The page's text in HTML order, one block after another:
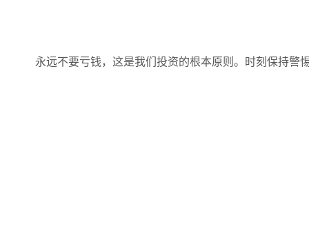
永远不要亏钱，这是我们投资的根本原则。时刻保持